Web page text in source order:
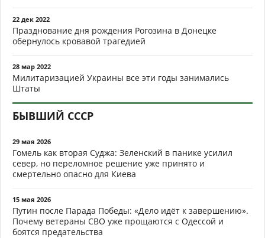
22 дек 2022
Празднование дня рождения Рогозина в Донецке
обернулось кровавой трагедией
28 мар 2022
Милитаризацией Украины все эти годы занимались
Штаты
БЫВШИЙ СССР
29 мая 2026
Гомель как вторая Суджа: Зеленский в панике усилил
север, но переломное решение уже принято и
смертельно опасно для Киева
15 мая 2026
Путин после Парада Победы: «Дело идёт к завершению».
Почему ветераны СВО уже прощаются с Одессой и
боятся предательства